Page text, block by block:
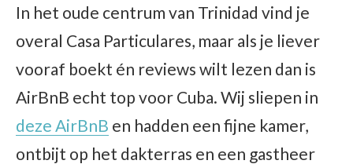
In het oude centrum van Trinidad vind je
overal Casa Particulares, maar als je liever
vooraf boekt én reviews wilt lezen dan is
AirBnB echt top voor Cuba. Wij sliepen in
deze AirBnB en hadden een fijne kamer,
ontbijt op het dakterras en een gastheer